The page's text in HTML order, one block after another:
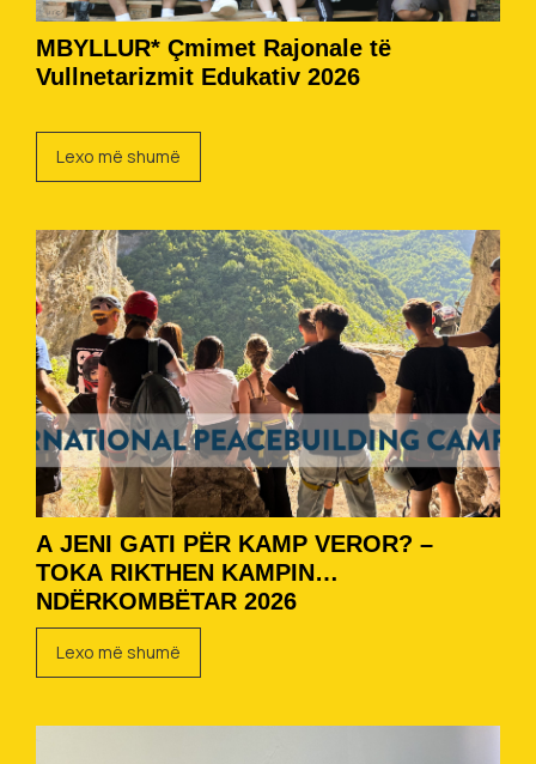
MBYLLUR* Çmimet Rajonale të
Vullnetarizmit Edukativ 2026
Lexo më shumë
A JENI GATI PËR KAMP VEROR? –
TOKA RIKTHEN KAMPIN
NDËRKOMBËTAR 2026
Lexo më shumë